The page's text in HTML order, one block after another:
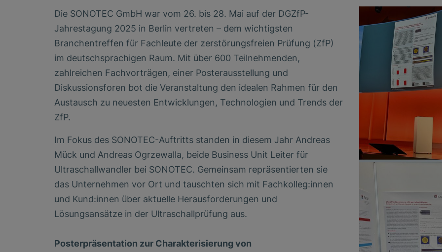
Die SONOTEC GmbH war vom 26. bis 28. Mai auf der DGZfP-
Jahrestagung 2025 in Berlin vertreten – dem wichtigsten
Branchentreffen für Fachleute der zerstörungsfreien Prüfung (ZfP)
im deutschsprachigen Raum. Mit über 600 Teilnehmenden,
zahlreichen Fachvorträgen, einer Posterausstellung und
Diskussionsforen bot die Veranstaltung den idealen Rahmen für den
Austausch zu neuesten Entwicklungen, Technologien und Trends der
ZfP.
Im Fokus des SONOTEC-Auftritts standen in diesem Jahr Andreas
Mück und Andreas Ogrzewalla, beide Business Unit Leiter für
Ultraschallwandler bei SONOTEC. Gemeinsam repräsentierten sie
das Unternehmen vor Ort und tauschten sich mit Fachkolleg:innen
und Kund:innen über aktuelle Herausforderungen und
Lösungsansätze in der Ultraschallprüfung aus.
Posterpräsentation zur Charakterisierung von